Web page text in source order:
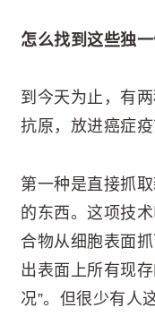
怎么找到这些独
到今天为止，有
抗原，放进癌症疫
第一种是直接抓
的东西。这项技
合物从细胞表面
出表面上所有现
况”。但很少有人